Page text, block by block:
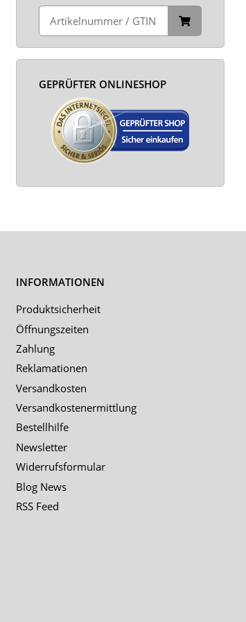
GEPRÜFTER ONLINESHOP
INFORMATIONEN
Produktsicherheit
Öffnungszeiten
Zahlung
Reklamationen
Versandkosten
Versandkostenermittlung
Bestellhilfe
Newsletter
Widerrufsformular
Blog News
RSS Feed